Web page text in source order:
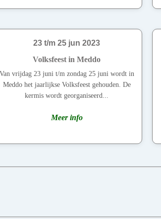
23 t/m 25 jun 2023
Volksfeest in Meddo
Van vrijdag 23 juni t/m zondag 25 juni wordt in
Meddo het jaarlijkse Volksfeest gehouden. De
kermis wordt georganiseerd...
Meer info